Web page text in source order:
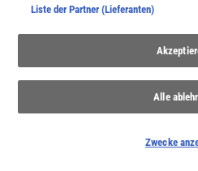
Liste der Partner (Lieferanten)
Alle
Zwecke